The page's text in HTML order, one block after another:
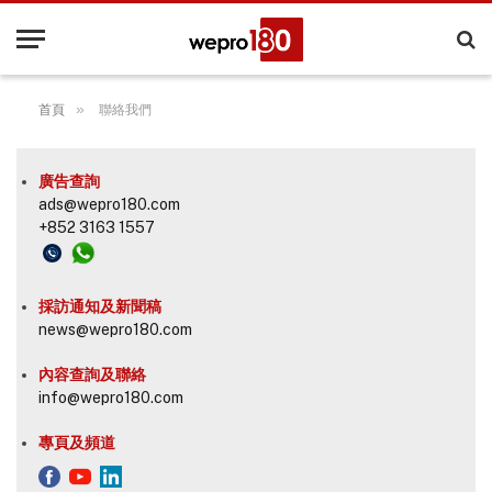
首頁 » 聯絡我們
廣告查詢
ads@wepro180.com
+852 3163 1557
採訪通知及新聞稿
news@wepro180.com
內容查詢及聯絡
info@wepro180.com
專頁及頻道